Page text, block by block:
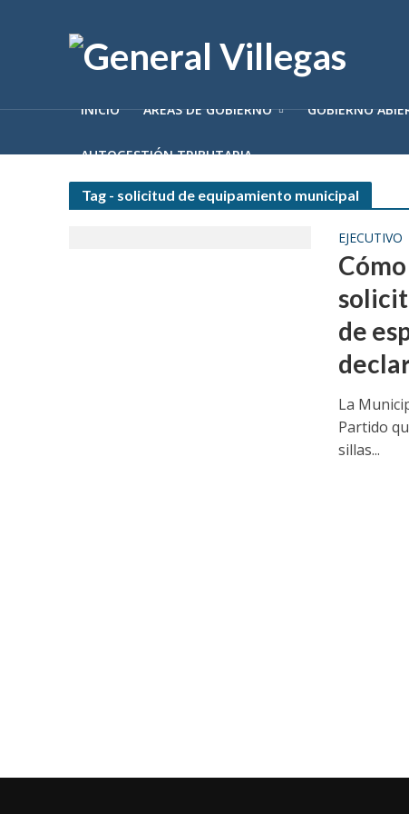
INICIO ÁREAS DE GOBIERNO GOBIERNO
AUTOGESTIÓN TRIBUTARIA
Tag - solicitud de equipamiento municipal
EJECUTIVO
de
La
Partido
sillas...